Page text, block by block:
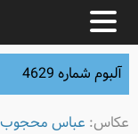
آلبوم شماره 4629
عکاس: عباس محجوب